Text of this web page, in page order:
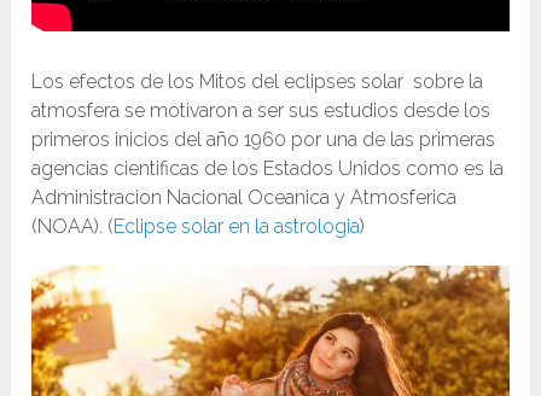
Los efectos de los Mitos del eclipses solar sobre la
atmosfera se motivaron a ser sus estudios desde los
primeros inicios del año 1960 por una de las primeras
agencias cientificas de los Estados Unidos como es la
Administracion Nacional Oceanica y Atmosferica
(NOAA). (Eclipse solar en la astrologia)